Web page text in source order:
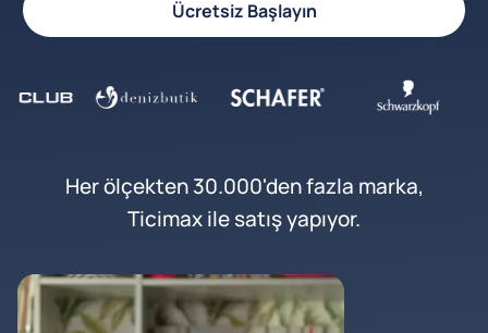
Ücretsiz Başlayın
Her ölçekten 30.000'den fazla marka,
Ticimax ile satış yapıyor.